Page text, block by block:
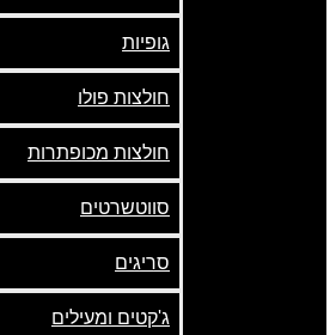
גופיות
חולצות פולו
חולצות מכופתרות
סווטשרטים
סריגים
ג'קטים ומעילים